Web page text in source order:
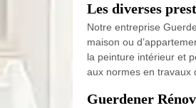
Les diverses
Notre entreprise
maison ou
la peinture intérieur et
aux normes en travaux
Guerdener